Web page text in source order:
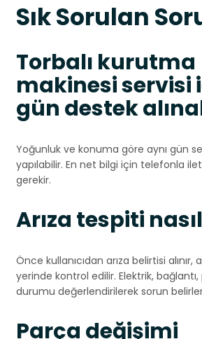
Sık Sorulan
Torbalı kurutma
makinesi servisi
gün destek
Yoğunluk ve konuma göre aynı gün
yapılabilir. En net bilgi için telefonla
gerekir.
Arıza tespiti
Önce kullanıcıdan arıza belirtisi alınır,
yerinde kontrol edilir. Elektrik,
durumu değerlendirilerek sorun
Parça değişimi